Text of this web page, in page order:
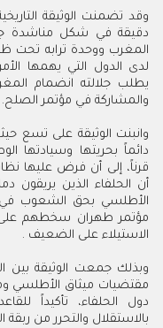
وقد تضمنت الوثيقة
دقيقة في شكل مناشدة
المغرب ووحدة ترابه تحت
لدى الدول التي يهمها
يطلب جلالته انضمام
والمشاركة في مؤتمر الصلح.
وانبنت الوثيقة على تسع
دائماً بحريتها وسيادتها
قرناً، إلى أن فرض عليها
أن الحلفاء الذين يريقون
الأطلسي بحق الشعوب في
مؤتمر طهران سخطهم على
الاستيلاء على الضعيف .
وبذلك جمعت الوثيقة بين
مقتضيات ميثاق الأطلسي
دول الحلفاء، تأكيداً
بالاستقلال والتحرر من ربقة